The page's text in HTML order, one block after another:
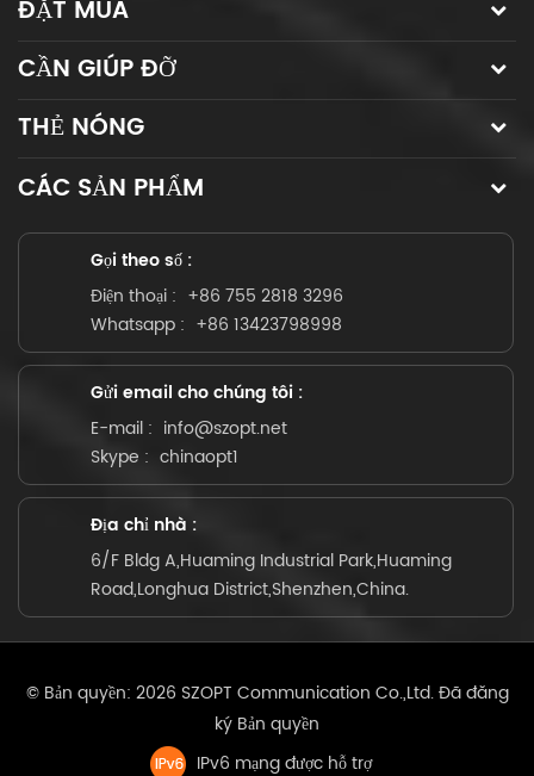
ĐẶT MUA
CẦN GIÚP ĐỠ
THẺ NÓNG
CÁC SẢN PHẨM
Gọi theo số :
Điện thoại : +86 755 2818 3296
Whatsapp : +86 13423798998
Gửi email cho chúng tôi :
E-mail : info@szopt.net
Skype : chinaopt1
Địa chỉ nhà :
6/F Bldg A,Huaming Industrial Park,Huaming
Road,Longhua District,Shenzhen,China.
© Bản quyền: 2026 SZOPT Communication Co.,Ltd. Đã đăng
ký Bản quyền
IPv6 mạng được hỗ trợ